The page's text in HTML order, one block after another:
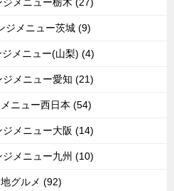
ジメニュー茨城 (9)
メニュー(山梨) (4)
ジメニュー愛知 (21)
ニュー西日本 (54)
ジメニュー大阪 (14)
ジメニュー九州 (10)
グルメ (92)